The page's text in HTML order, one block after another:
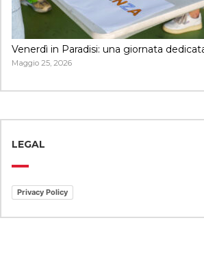
Venerdì in Paradisi: una giornata
Maggio 25, 2026
LEGAL
Privacy Policy